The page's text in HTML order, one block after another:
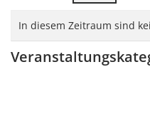
In diesem Zeitraum sind